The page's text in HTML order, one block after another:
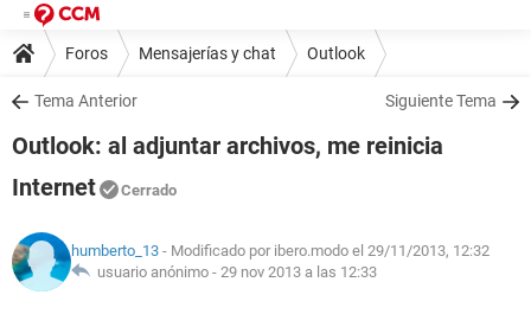
Foros Mensajerías y chat Outlook
Tema Anterior Siguiente Tema
Outlook: al adjuntar archivos, me reinicia
Internet
Cerrado
humberto_13 - Modificado por ibero.modo el 29/11/2013, 12:32
usuario anónimo - 29 nov 2013 a las 12:33